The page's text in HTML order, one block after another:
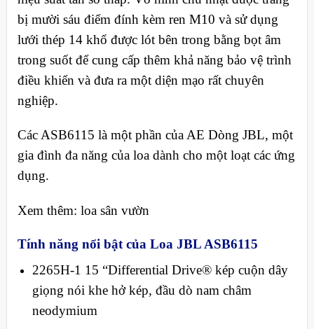
bị mười sáu điểm đính kèm ren M10 và sử dụng
lưới thép 14 khổ được lót bên trong bằng bọt âm
trong suốt để cung cấp thêm khả năng bảo vệ trình
điều khiển và đưa ra một diện mạo rất chuyên
nghiệp.
Các ASB6115 là một phần của AE Dòng JBL, một
gia đình đa năng của loa dành cho một loạt các ứng
dụng.
Xem thêm: loa sân vườn
Tính năng nổi bật của Loa JBL ASB6115
2265H-1 15 “Differential Drive® kép cuộn dây
giọng nói khe hở kép, đầu dò nam châm
neodymium